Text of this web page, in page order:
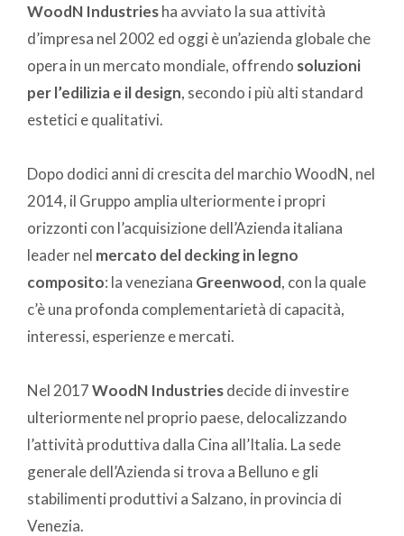
WoodN Industriesha avviato la sua attività
d’impresa nel 2002 ed oggi è un’azienda globale che
opera in un mercato mondiale, offrendo soluzioni
per l’edilizia e il design, secondo i più alti standard
estetici e qualitativi.
Dopo dodici anni di crescita del marchio WoodN, nel
2014, il Gruppo amplia ulteriormente i propri
orizzonti con l’acquisizione dell’Azienda italiana
leader nel mercato del decking in legno
composito: la veneziana Greenwood, con la quale
c’è una profonda complementarietà di capacità,
interessi, esperienze e mercati.
Nel 2017WoodN Industriesdecide di investire
ulteriormente nel proprio paese, delocalizzando
l’attività produttiva dalla Cina all’Italia. La sede
generale dell’Azienda si trova a Belluno e gli
stabilimenti produttivi a Salzano, in provincia di
Venezia.